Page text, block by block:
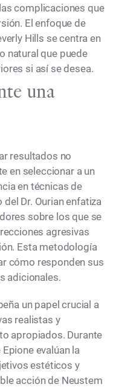
complicaciones que
El enfoque de
Hills se centra en
natural que puede
si así se desea.
una
resultados no
en seleccionar a un
en técnicas de
Dr. Ourian enfatiza
sobre los que se
agresivas
Esta metodología
cómo responden sus
adicionales.
un papel crucial a
realistas y
apropiados. Durante
evalúan la
estéticos y
acción de Neustem